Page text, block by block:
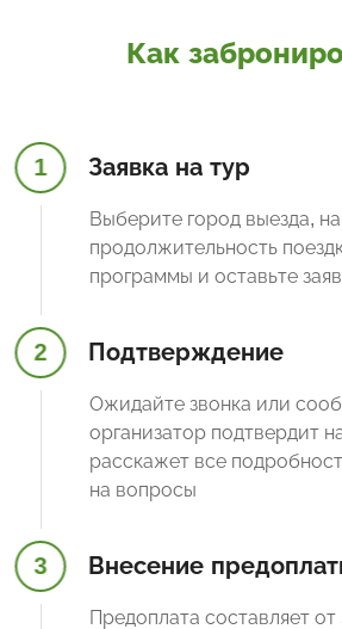
Как
1 Заявка на тур
Выберите город выезда,
продолжительность
программы и оставьте
2 Подтверждение
Ожидайте звонка или
организатор подтвердит
расскажет все
на вопросы
3 Внесение
Предоплата составляет